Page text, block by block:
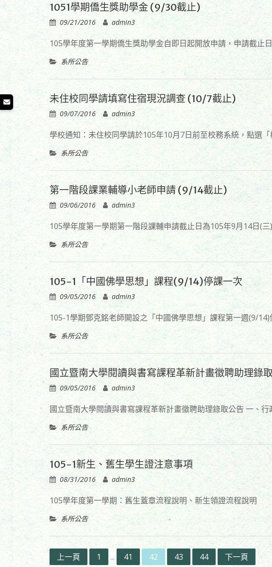
1051學期僑生獎助學金 (9/30截止)
09/21/2016 admin3
105學年度第一學期僑生獎助學金自即日起開放申請，申請截止
系所公告
未住校同學請填寫住宿現況調查 (10/7截止)
09/07/2016 admin3
學校通知：未住校同學請於105年10月7日前至校務系統，點選
系所公告
第一階段課業輔導小老師申請 (9/14截止)
09/06/2016 admin3
105學年度第一學期第一階段課輔申請截止日為105年9月14日(
系所公告
105-1「中國佛學思想」課程(9/14)停課一次
09/05/2016 admin3
105-1學期鄧克銘老師開設之「中國佛學思想」課程第一週(9/14)
系所公告
國立暨南大學閱讀與書寫課程革新計畫徵聘助理錄
09/05/2016 admin3
國立暨南大學閱讀與書寫課程革新計畫徵聘助理錄取公告 一
系所公告
105-1新生、舊生學生證注意事項
08/31/2016 admin3
105學年度第一學期：舊生蓋章流程說明、新生領證流程說明
系所公告
上一頁 1 ... 41 42 43 44 下一頁